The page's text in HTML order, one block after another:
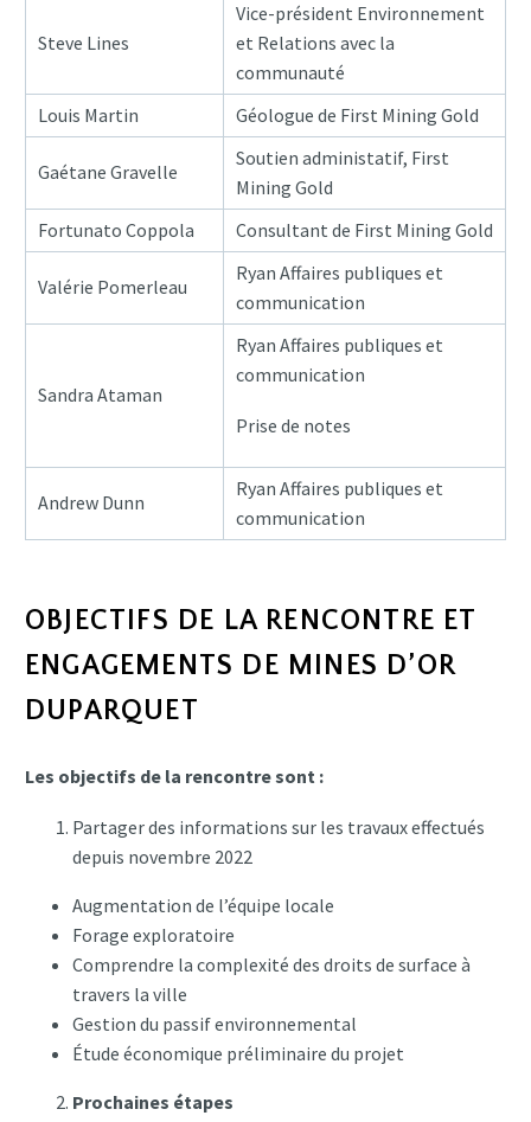
Steve Lines
Vice-président Environnement
et Relations avec la
communauté
Louis Martin
Géologue de First Mining Gold
Gaétane Gravelle
Soutien administatif, First
Mining Gold
Fortunato Coppola
Consultant de First Mining Gold
Valérie Pomerleau
Ryan Affaires publiques et
communication
Sandra Ataman
Ryan Affaires publiques et
communication
Prise de notes
Andrew Dunn
Ryan Affaires publiques et
communication
OBJECTIFS DE LA RENCONTRE ET
ENGAGEMENTS DE MINES D’OR
DUPARQUET
Les objectifs de la rencontre sont :
Partager des informations sur les travaux effectués
depuis novembre 2022
Augmentation de l’équipe locale
Forage exploratoire
Comprendre la complexité des droits de surface à
travers la ville
Gestion du passif environnemental
Étude économique préliminaire du projet
Prochaines étapes